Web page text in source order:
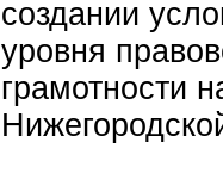
создании
уровня
грамотности